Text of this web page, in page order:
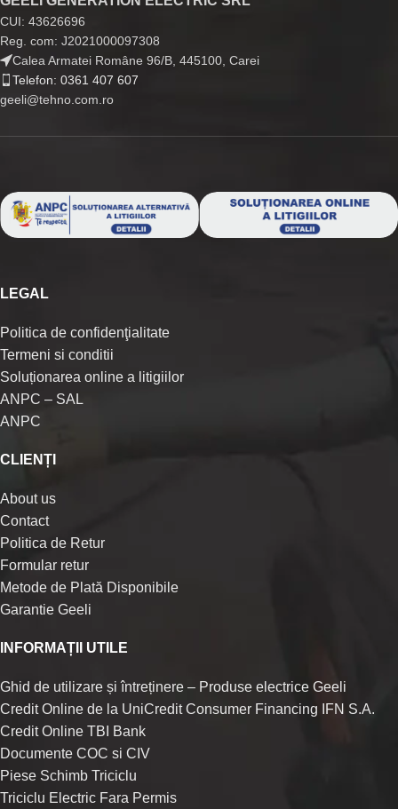
CUI: 43626696
Reg. com: J2021000097308
Calea Armatei Române 96/B, 445100, Carei
Telefon: 0361 407 607
geeli@tehno.com.ro
LEGAL
Politica de confidenţialitate
Termeni si conditii
Soluționarea online a litigiilor
ANPC – SAL
ANPC
CLIENȚI
About us
Contact
Politica de Retur
Formular retur
Metode de Plată Disponibile
Garantie Geeli
INFORMAȚII UTILE
Ghid de utilizare și întreținere – Produse electrice Geeli
Credit Online de la UniCredit Consumer Financing IFN S.A.
Credit Online TBI Bank
Documente COC si CIV
Piese Schimb Triciclu
Triciclu Electric Fara Permis